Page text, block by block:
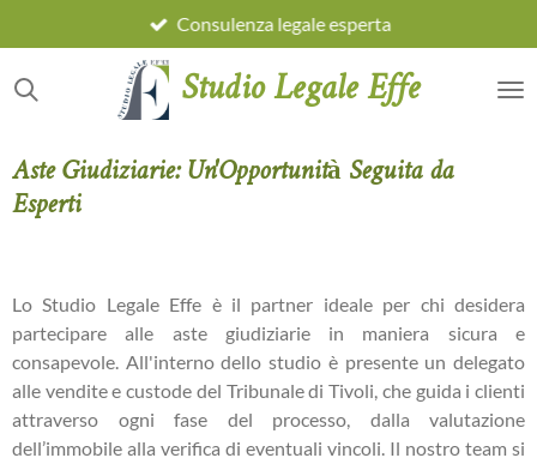
al
contenuto
Studio Legale Effe
Consulenza legale esperta
Aste Giudiziarie: Un'Opportunità Seguita da
Esperti
Lo Studio Legale Effe è il partner ideale per chi desidera
partecipare alle aste giudiziarie in maniera sicura e
consapevole. All'interno dello studio è presente un delegato
alle vendite e custode del Tribunale di Tivoli, che guida i clienti
attraverso ogni fase del processo, dalla valutazione
dell’immobile alla verifica di eventuali vincoli. Il nostro team si